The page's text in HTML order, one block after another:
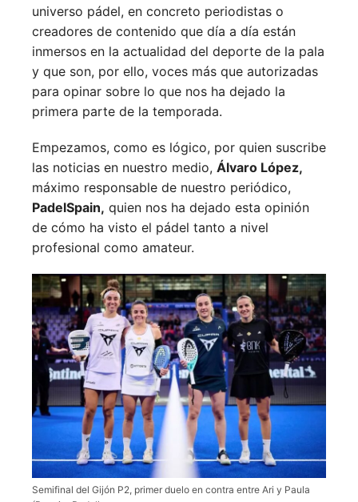
universo pádel, en concreto periodistas o
creadores de contenido que día a día están
inmersos en la actualidad del deporte de la pala
y que son, por ello, voces más que autorizadas
para opinar sobre lo que nos ha dejado la
primera parte de la temporada.
Empezamos, como es lógico, por quien suscribe
las noticias en nuestro medio, Álvaro López,
máximo responsable de nuestro periódico,
PadelSpain, quien nos ha dejado esta opinión
de cómo ha visto el pádel tanto a nivel
profesional como amateur.
Semifinal del Gijón P2, primer duelo en contra entre Ari y Paula